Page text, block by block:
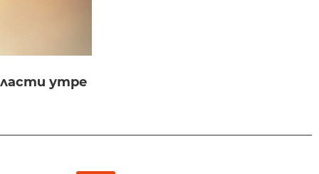
утре